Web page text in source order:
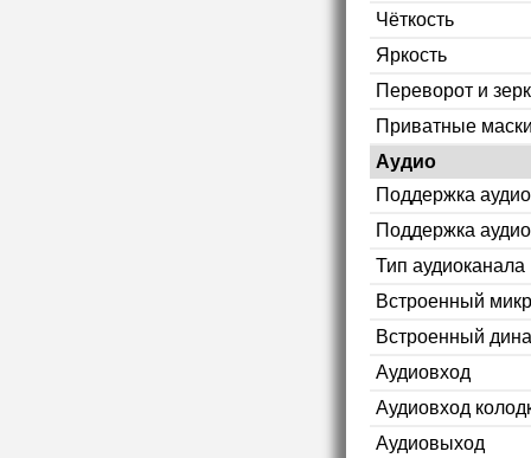
Чёткость
Яркость
Переворот и
Приватные
Аудио
Поддержка аудио
Поддержка
Тип аудиоканала
Встроенный
Встроенный
Аудиовход
Аудиовход
Аудиовыход